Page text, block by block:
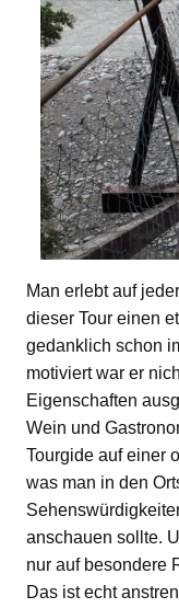
Man erlebt auf
dieser Tour einen
gedanklich schon
motiviert war er
Eigenschaften
Wein und
Tourgide auf einer
was man in den
anschauen sollte.
nur auf besondere
Das ist echt